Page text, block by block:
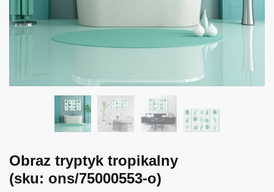
Obraz tryptyk tropikalny
(sku: ons/75000553-o)